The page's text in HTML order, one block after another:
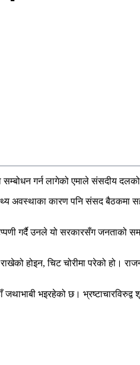
गर्न लागेको एमाले संसदीय दलको
अवस्थाका कारण पनि संसद बैठकमा
गर्दै उनले यो सरकारसँग जनताको
होइन, चिट चोरीमा परेको हो।
भइरहेको छ।